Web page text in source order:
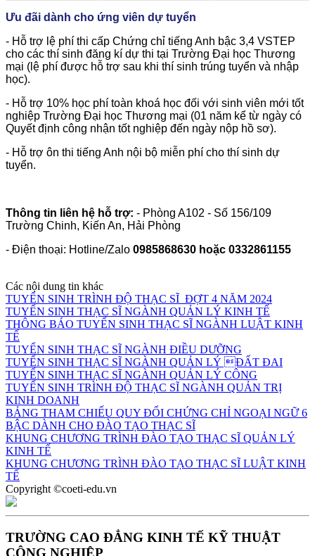
Ưu đãi dành cho ứng viên dự tuyển
- Hỗ trợ lệ phí thi cấp Chứng chỉ tiếng Anh bậc 3,4 VSTEP
cho các thí sinh đăng kí dự thi tại Trường Đại học Thương
mại (lệ phí được hỗ trợ sau khi thí sinh trúng tuyển và nhập
học).
- Hỗ trợ 10% học phí toàn khoá học đối với sinh viên mới tốt
nghiệp Trường Đại học Thương mại (01 năm kể từ ngày có
Quyết định công nhận tốt nghiệp đến ngày nộp hồ sơ).
- Hỗ trợ ôn thi tiếng Anh nội bộ miễn phí cho thí sinh dự
tuyển.
Thông tin liên hệ hỗ trợ: - Phòng A102 - Số 156/109
Trường Chinh, Kiến An, Hải Phòng
- Điện thoại: Hotline/Zalo 0985868630 hoặc 0332861155
Các nội dung tin khác
TUYỂN SINH TRÌNH ĐỘ THẠC SĨ ĐỢT 4 NĂM 2024
TUYỂN SINH THẠC SĨ NGÀNH QUẢN LÝ KINH TẾ
THÔNG BÁO TUYỂN SINH THẠC SĨ NGÀNH LUẬT KINH
TẾ
TUYỂN SINH THẠC SĨ NGÀNH ĐIỀU DƯỠNG
TUYỂN SINH THẠC SĨ NGÀNH QUẢN LÝ ĐẤT ĐAI
TUYỂN SINH THẠC SĨ NGÀNH QUẢN LÝ CÔNG
TUYỂN SINH TRÌNH ĐỘ THẠC SĨ NGÀNH QUẢN TRỊ
KINH DOANH
BẢNG THAM CHIẾU QUY ĐỔI CHỨNG CHỈ NGOẠI NGỮ 6
BẬC DÀNH CHO ĐÀO TẠO THẠC SĨ
KHUNG CHƯƠNG TRÌNH ĐÀO TẠO THẠC SĨ QUẢN LÝ
KINH TẾ
KHUNG CHƯƠNG TRÌNH ĐÀO TẠO THẠC SĨ LUẬT KINH
TẾ
Copyright ©coeti-edu.vn
TRƯỜNG CAO ĐẲNG KINH TẾ KỸ THUẬT
CÔNG NGHIỆP